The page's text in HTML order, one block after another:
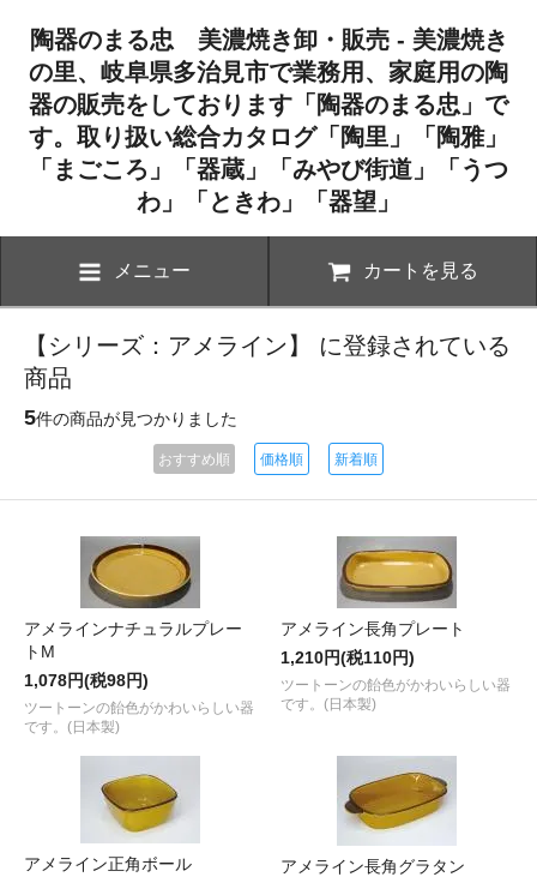
陶器のまる忠 美濃焼き卸・販売 - 美濃焼き
の里、岐阜県多治見市で業務用、家庭用の陶
器の販売をしております「陶器のまる忠」で
す。取り扱い総合カタログ「陶里」「陶雅」
「まごころ」「器蔵」「みやび街道」「うつ
わ」「ときわ」「器望」
メニュー カートを見る
【シリーズ：アメライン】 に登録されている
商品
5件の商品が見つかりました
おすすめ順 価格順 新着順
アメラインナチュラルプレー
トM
1,078円(税98円)
ツートーンの飴色がかわいらしい器
です。(日本製)
アメライン長角プレート
1,210円(税110円)
ツートーンの飴色がかわいらしい器
です。(日本製)
アメライン正角ボール
アメライン長角グラタン